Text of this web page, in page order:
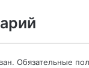
Обязательные